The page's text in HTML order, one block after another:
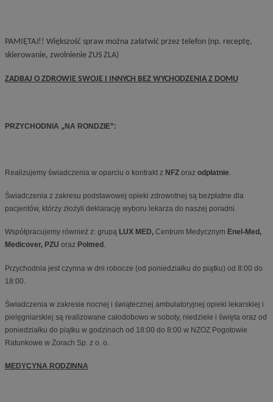
PAMIĘTAJ!! Większość spraw można załatwić przez telefon (np. receptę,
skierowanie, zwolnienie ZUS ZLA)
ZADBAJ O ZDROWIE SWOJE I INNYCH BEZ WYCHODZENIA Z DOMU
PRZYCHODNIA „NA RONDZIE”:
Realizujemy świadczenia w oparciu o kontrakt z NFZ oraz odpłatnie.
Świadczenia z zakresu podstawowej opieki zdrowotnej są bezpłatne dla
pacjentów, którzy złożyli deklarację wyboru lekarza do naszej poradni.
Współpracujemy również z: grupą LUX MED, Centrum Medycznym Enel-Med,
Medicover, PZU oraz Polmed .
Przychodnia jest czynna w dni robocze (od poniedziałku do piątku) od 8:00 do
18:00.
Świadczenia w zakresie nocnej i świątecznej ambulatoryjnej opieki lekarskiej i
pielęgniarskiej są realizowane całodobowo w soboty, niedziele i święta oraz od
poniedziałku do piątku w godzinach od 18:00 do 8:00 w NZOZ Pogotowie
Ratunkowe w Żorach Sp. z o. o.
MEDYCYNA RODZINNA